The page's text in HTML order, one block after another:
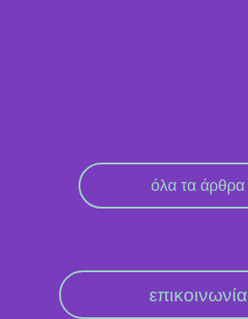
όλα τα άρθρα
επικοινωνία